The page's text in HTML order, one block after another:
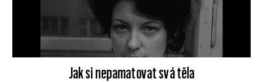
Jak si nepamatovat svá těla